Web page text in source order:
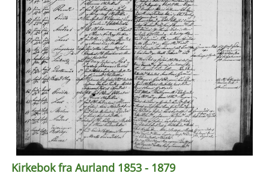
Kirkebok fra Aurland 1853 - 1879